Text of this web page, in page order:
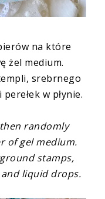
na które
żel medium.
srebrnego
w płynie.
randomly
of gel medium.
stamps,
liquid drops.